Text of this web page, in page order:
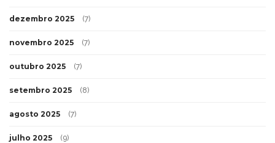
dezembro 2025 (7)
novembro 2025 (7)
outubro 2025 (7)
setembro 2025 (8)
agosto 2025 (7)
julho 2025 (9)